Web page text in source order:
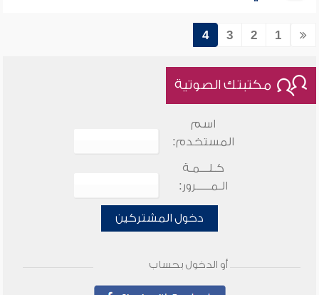
1
2
3
4
مكتبتك الصوتية
اسم
المستخدم:
كـلـــمـة
الـمـــــرور:
دخول المشتركين
أو الدخول بحساب